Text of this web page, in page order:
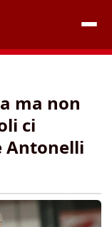
ma non
ci
Antonelli